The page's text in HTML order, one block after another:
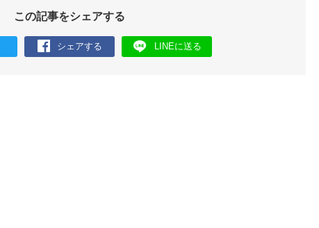
この記事をシェアする
シェアする LINEに送る